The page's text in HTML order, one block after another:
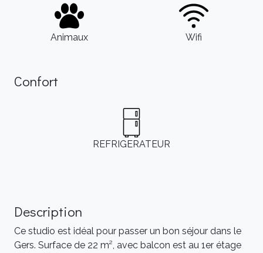
Animaux Wifi
Confort
REFRIGERATEUR
Description
Ce studio est idéal pour passer un bon séjour dans le
Gers. Surface de 22 m², avec balcon est au 1er étage